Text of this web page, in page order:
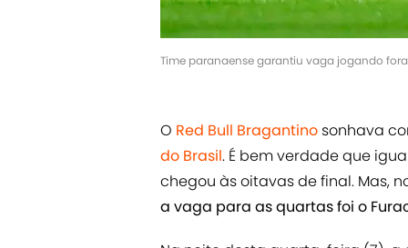
Time paranaense garantiu vaga jogando
O Red Bull Bragantino sonhava
do Brasil. É bem verdade que
chegou às oitavas de final. Mas,
a vaga para as quartas foi o